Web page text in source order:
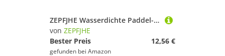
ZEPFJHE Wasserdichte Paddel-Hülle, Pickleballs, Schlägertasche, Schlägerhülle, Neopren-Hüllen für Übungen, dauerhafte Schlägerhülle zum Üben
von ZEPFJHE
Bester Preis
12,56 €
gefunden bei Amazon